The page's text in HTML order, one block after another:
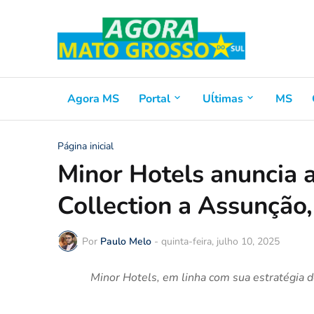
Agora MS Portal Uĺtimas MS
Página inicial
Minor Hotels anuncia
Collection a
Por Paulo Melo - quinta-feira, julho 10, 2025
Minor Hotels, em linha com sua estratégia